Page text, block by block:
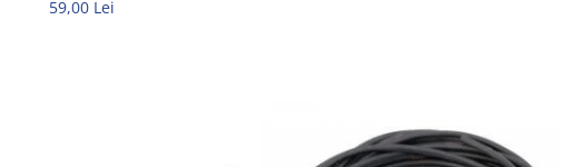
59,00 Lei